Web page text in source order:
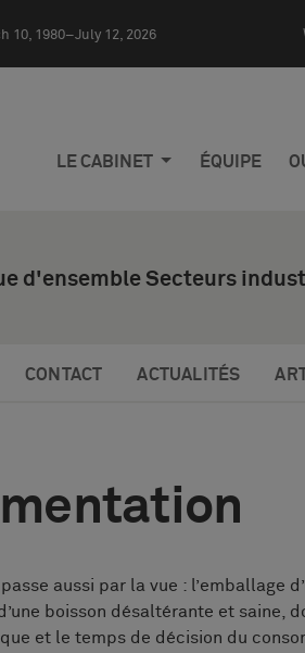
10, 1980–July 12, 2026
LE CABINET ÉQUIPE
d'ensemble Secteurs
CONTACT ACTUALITÉS
passe aussi par la vue : l’emballage
boisson désaltérante et saine,
et le temps de décision du